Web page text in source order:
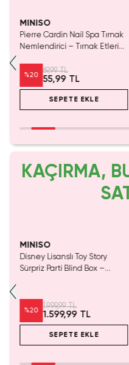
MINISO
Pierre Cardin Nail Spa Tırnak
Nemlendirici – Tırnak Etleri
Desteği
%20
69,99 TL
55,99 TL
SEPETE EKLE
KAÇIRMA,
MINISO
Disney Lisanslı Toy Story
Sürpriz Parti Blind Box –
%20
1.999,99 TL
1.599,99 TL
SEPETE EKLE